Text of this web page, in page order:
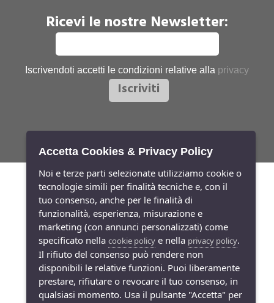
Ricevi le nostre Newsletter:
Iscrivendoti accetti le condizioni relative alla privacy
Via Toscana, 26 | 10099 S.Mauro Torinese (TO) Italy
P. IVA IT02241160015
Accetta Cookies & Privacy Policy
Noi e terze parti selezionate utilizziamo cookie o
tecnologie simili per finalità tecniche e, con il
tuo consenso, anche per le finalità di
funzionalità, esperienza, misurazione e
marketing (con annunci personalizzati) come
specificato nella cookie policy e nella privacy policy.
Il rifiuto del consenso può rendere non
disponibili le relative funzioni. Puoi liberamente
prestare, rifiutare o revocare il tuo consenso, in
qualsiasi momento. Usa il pulsante "Accetta" per